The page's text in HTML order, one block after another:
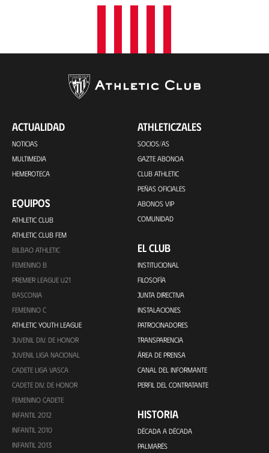
n
ACTUALIDAD
NOTICIAS
MULTIMEDIA
HEMEROTECA
EQUIPOS
ATHLETIC CLUB
ATHLETIC CLUB FEM
BILBAO ATHLETIC
FEMENINO B
PREMIER LEAGUE U21
BASCONIA
FEMENINO C
ATHLETIC YOUTH LEAGUE
JUVENIL DIV. DE HONOR
JUVENIL LIGA NACIONAL
CADETE LIGA VASCA
CADETE DIV. DE HONOR
FEMENINO CADETE
INFANTIL 2012
INFANTIL 2010
INFANTIL 2013
ATHLETICZALES
SOCIOS/AS
GAZTE ABONOA
CLUB ATHLETIC
PEÑAS OFICIALES
ABONOS VIP
COMUNIDAD
EL CLUB
INSTITUCIONAL
FILOSOFÍA
JUNTA DIRECTIVA
INSTALACIONES
PATROCINADORES
TRANSPARENCIA
ÁREA DE PRENSA
CANAL DEL INFORMANTE
PERFIL DEL CONTRATANTE
HISTORIA
DÉCADA A DÉCADA
PALMARÉS